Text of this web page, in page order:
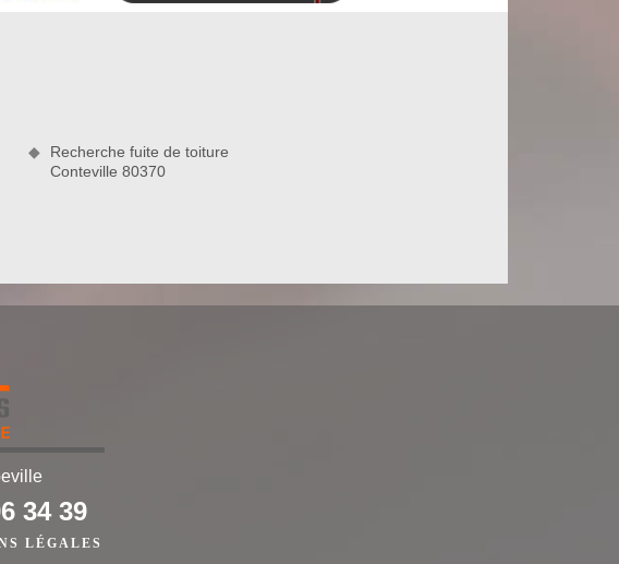
à
pas de
que le
produit
Recherche fuite de toiture
Conteville 80370
34 39
LÉGALES